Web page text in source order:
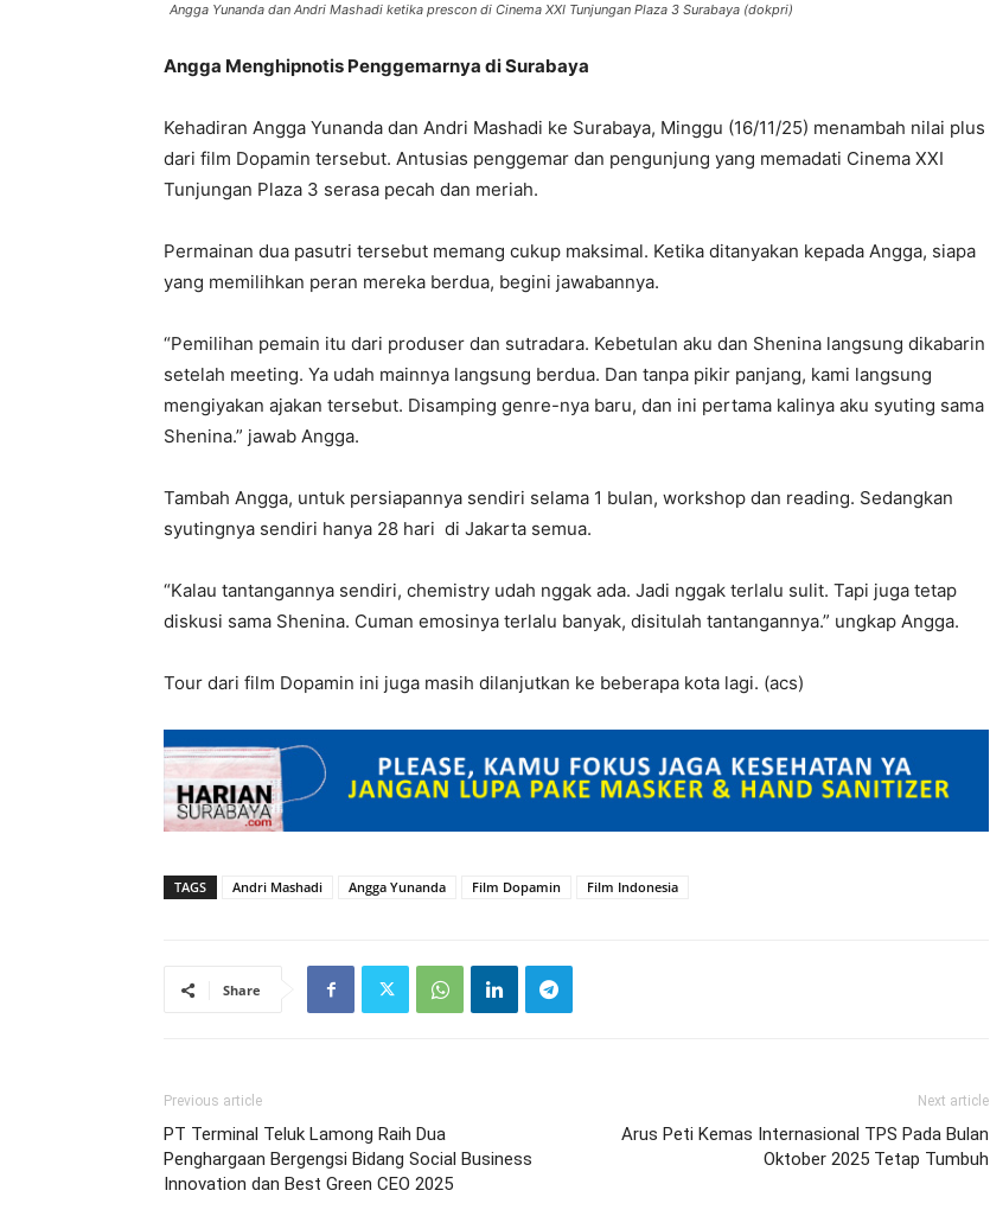
Angga Yunanda dan Andri Mashadi ketika prescon di Cinema XXI Tunjungan Plaza 3 Surabaya (dokpri)
Angga Menghipnotis Penggemarnya di Surabaya
Kehadiran Angga Yunanda dan Andri Mashadi ke Surabaya, Minggu (16/11/25) menambah nilai plus
dari film Dopamin tersebut. Antusias penggemar dan pengunjung yang memadati Cinema XXI
Tunjungan Plaza 3 serasa pecah dan meriah.
Permainan dua pasutri tersebut memang cukup maksimal. Ketika ditanyakan kepada Angga, siapa
yang memilihkan peran mereka berdua, begini jawabannya.
“Pemilihan pemain itu dari produser dan sutradara. Kebetulan aku dan Shenina langsung dikabarin
setelah meeting. Ya udah mainnya langsung berdua. Dan tanpa pikir panjang, kami langsung
mengiyakan ajakan tersebut. Disamping genre-nya baru, dan ini pertama kalinya aku syuting sama
Shenina.” jawab Angga.
Tambah Angga, untuk persiapannya sendiri selama 1 bulan, workshop dan reading. Sedangkan
syutingnya sendiri hanya 28 hari di Jakarta semua.
“Kalau tantangannya sendiri, chemistry udah nggak ada. Jadi nggak terlalu sulit. Tapi juga tetap
diskusi sama Shenina. Cuman emosinya terlalu banyak, disitulah tantangannya.” ungkap Angga.
Tour dari film Dopamin ini juga masih dilanjutkan ke beberapa kota lagi. (acs)
TAGS Andri Mashadi Angga Yunanda Film Dopamin Film Indonesia
Share
Previous article
PT Terminal Teluk Lamong Raih Dua
Penghargaan Bergengsi Bidang Social Business
Innovation dan Best Green CEO 2025
Next article
Arus Peti Kemas Internasional TPS Pada Bulan
Oktober 2025 Tetap Tumbuh